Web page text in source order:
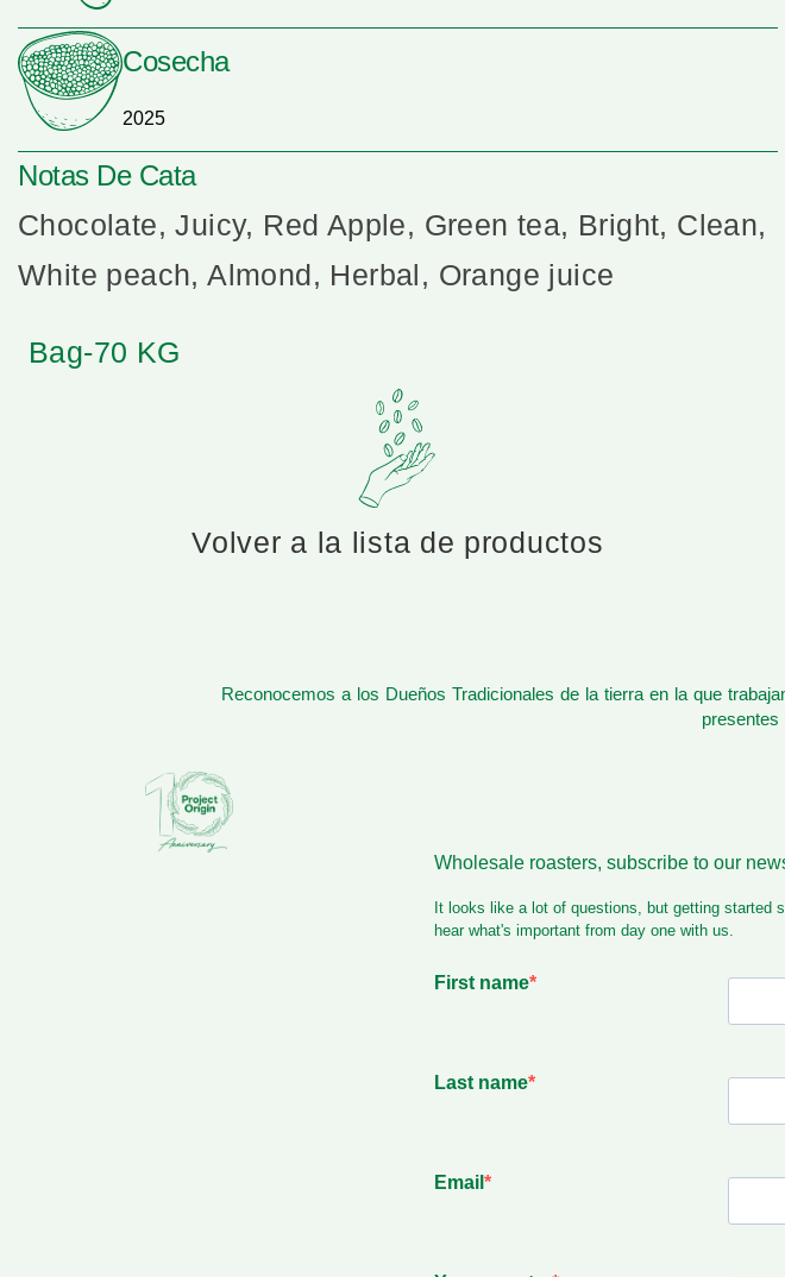
Cosecha
2025
Notas De Cata
Chocolate, Juicy, Red Apple, Green tea, Bright, Clean,
White peach, Almond, Herbal, Orange juice
Bag-70 KG
Volver a la lista de productos
Reconocemos a los Dueños Tradicionales de la tierra en la que